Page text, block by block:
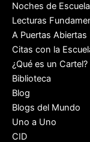
Noches de Escuela
Lecturas
A Puertas Abiertas
Citas con la
¿Qué es un Cartel?
Biblioteca
Blog
Blogs del Mundo
Uno a Uno
CID